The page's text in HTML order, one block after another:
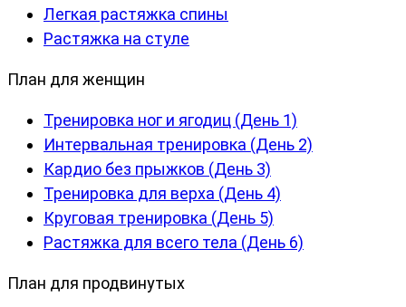
Легкая растяжка спины
Растяжка на стуле
План для женщин
Тренировка ног и ягодиц (День 1)
Интервальная тренировка (День 2)
Кардио без прыжков (День 3)
Тренировка для верха (День 4)
Круговая тренировка (День 5)
Растяжка для всего тела (День 6)
План для продвинутых